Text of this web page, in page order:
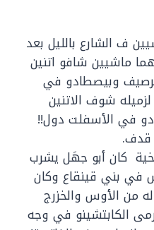
ف الشارع بالليل بعد
ماشيين شافو اتنين
وبيصطادو في
شوف الاتنين
في الأسفلت دول!!
قدف.
كان أبو جهَل يشرب
في بني قينقاع وكان
من الأوس والخزرج
الكابتشينو في وجه